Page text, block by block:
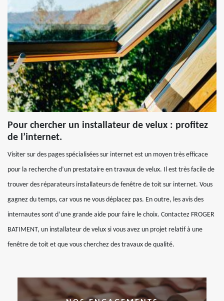
Pour chercher un installateur de velux : profitez
de l’internet.
Visiter sur des pages spécialisées sur internet est un moyen très efficace
pour la recherche d’un prestataire en travaux de velux. Il est très facile de
trouver des réparateurs installateurs de fenêtre de toit sur internet. Vous
gagnez du temps, car vous ne vous déplacez pas. En outre, les avis des
internautes sont d’une grande aide pour faire le choix. Contactez FROGER
BATIMENT, un installateur de velux si vous avez un projet relatif à une
fenêtre de toit et que vous cherchez des travaux de qualité.